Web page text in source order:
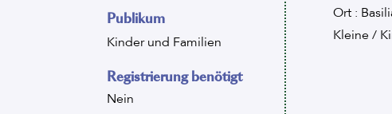
Publikum
Kinder und Familien
Registrierung benötigt
Nein
Ort :
Kleine /